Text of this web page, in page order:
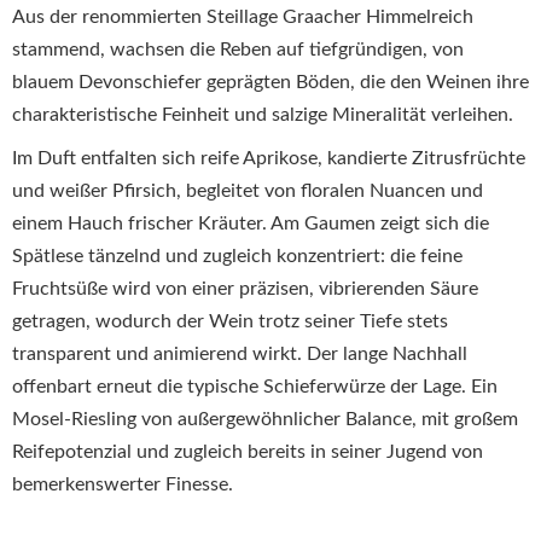
Aus der renommierten Steillage Graacher Himmelreich
stammend, wachsen die Reben auf tiefgründigen, von
blauem Devonschiefer geprägten Böden, die den Weinen ihre
charakteristische Feinheit und salzige Mineralität verleihen.
Im Duft entfalten sich reife Aprikose, kandierte Zitrusfrüchte
und weißer Pfirsich, begleitet von floralen Nuancen und
einem Hauch frischer Kräuter. Am Gaumen zeigt sich die
Spätlese tänzelnd und zugleich konzentriert: die feine
Fruchtsüße wird von einer präzisen, vibrierenden Säure
getragen, wodurch der Wein trotz seiner Tiefe stets
transparent und animierend wirkt. Der lange Nachhall
offenbart erneut die typische Schieferwürze der Lage. Ein
Mosel-Riesling von außergewöhnlicher Balance, mit großem
Reifepotenzial und zugleich bereits in seiner Jugend von
bemerkenswerter Finesse.